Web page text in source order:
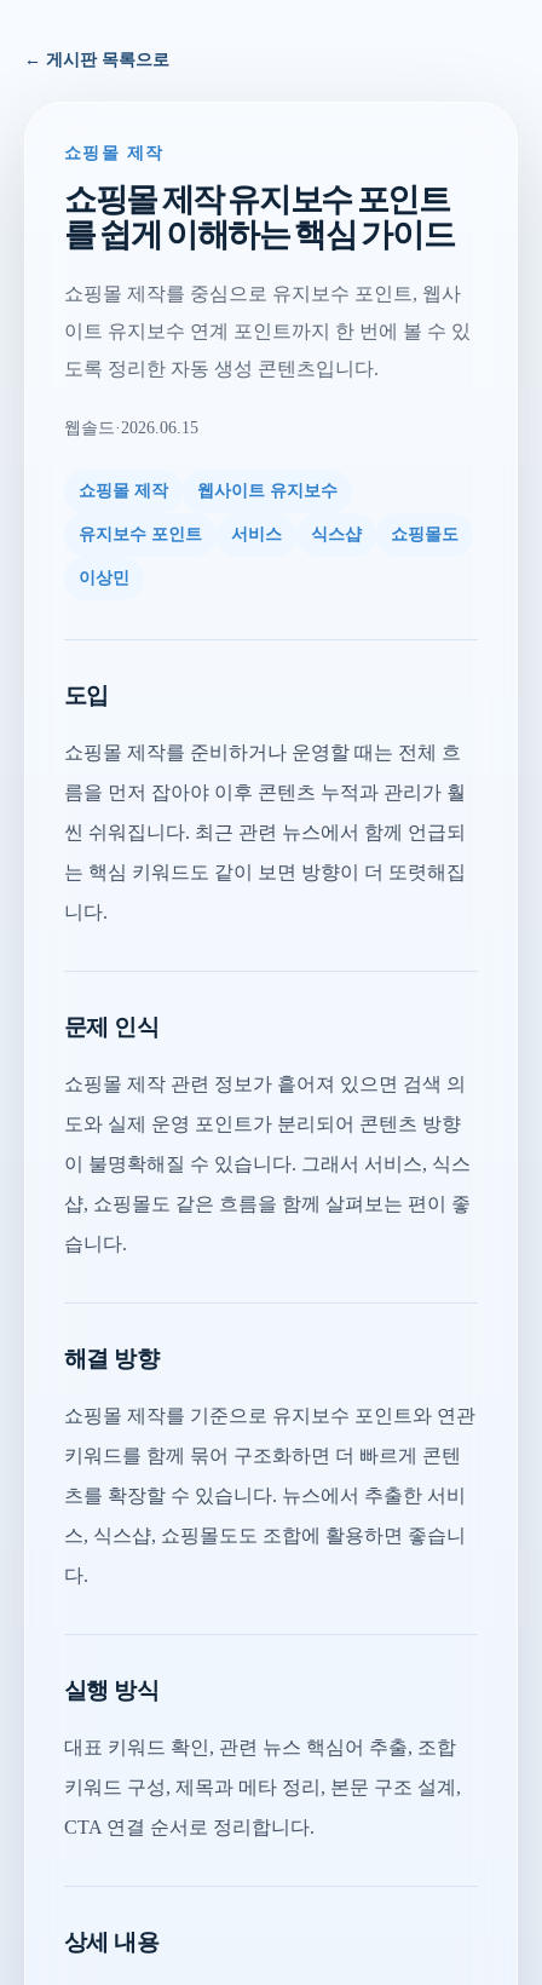
← 게시판 목록으로
쇼핑몰 제작
쇼핑몰 제작 유지보수 포인트
를 쉽게 이해하는 핵심 가이드
쇼핑몰 제작를 중심으로 유지보수 포인트, 웹사
이트 유지보수 연계 포인트까지 한 번에 볼 수 있
도록 정리한 자동 생성 콘텐츠입니다.
웹솔드·2026.06.15
쇼핑몰 제작 웹사이트 유지보수
유지보수 포인트 서비스 식스샵 쇼핑몰도
이상민
도입
쇼핑몰 제작를 준비하거나 운영할 때는 전체 흐
름을 먼저 잡아야 이후 콘텐츠 누적과 관리가 훨
씬 쉬워집니다. 최근 관련 뉴스에서 함께 언급되
는 핵심 키워드도 같이 보면 방향이 더 또렷해집
니다.
문제 인식
쇼핑몰 제작 관련 정보가 흩어져 있으면 검색 의
도와 실제 운영 포인트가 분리되어 콘텐츠 방향
이 불명확해질 수 있습니다. 그래서 서비스, 식스
샵, 쇼핑몰도 같은 흐름을 함께 살펴보는 편이 좋
습니다.
해결 방향
쇼핑몰 제작를 기준으로 유지보수 포인트와 연관
키워드를 함께 묶어 구조화하면 더 빠르게 콘텐
츠를 확장할 수 있습니다. 뉴스에서 추출한 서비
스, 식스샵, 쇼핑몰도도 조합에 활용하면 좋습니
다.
실행 방식
대표 키워드 확인, 관련 뉴스 핵심어 추출, 조합
키워드 구성, 제목과 메타 정리, 본문 구조 설계,
CTA 연결 순서로 정리합니다.
상세 내용